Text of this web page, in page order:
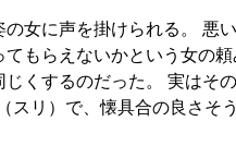
女に声を掛けられる。 悪
もらえないかという女の頼
くするのだった。 実はそ
スリ）で、懐具合の良さそ